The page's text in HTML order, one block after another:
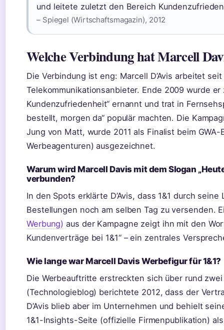
und leitete zuletzt den Bereich
– Spiegel (Wirtschaftsmagazin), 2012
Welche Verbindung hat Marcell
Die Verbindung ist eng: Marcell D’Avis arbeitet
Telekommunikationsanbieter. Ende 2009 wurde er
Kundenzufriedenheit“ ernannt und trat in
bestellt, morgen da“ populär machten. Die
Jung von Matt, wurde 2011 als Finalist beim
Werbeagenturen) ausgezeichnet.
Warum wird Marcell Davis mit dem Slogan
verbunden?
In den Spots erklärte D’Avis, dass 1&1 durch
Bestellungen noch am selben Tag zu versenden.
Werbung) aus der Kampagne zeigt ihn mit den
Kundenverträge bei 1&1“ – ein zentrales
Wie lange war Marcell Davis Werbefigur für 1&1?
Die Werbeauftritte erstreckten sich über rund
(Technologieblog) berichtete 2012, dass der
D’Avis blieb aber im Unternehmen und behielt
1&1-Insights-Seite (offizielle Firmenpublikation)